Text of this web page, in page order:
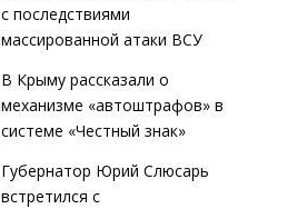
с последствиями
массированной атаки ВСУ
В Крыму рассказали о
механизме «автоштрафов» в
системе «Честный знак»
Губернатор Юрий Слюсарь
встретился с